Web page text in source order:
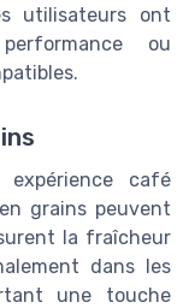
utilisateurs ont
ou
café
grains peuvent
la fraîcheur
dans les
une touche